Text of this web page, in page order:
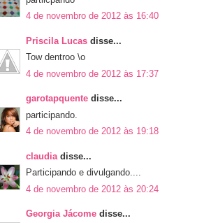
4 de novembro de 2012 às 16:40
Priscila Lucas disse...
Tow dentroo \o
4 de novembro de 2012 às 17:37
garotapquente disse...
participando.
4 de novembro de 2012 às 19:18
claudiadisse...
Participando e divulgando....
4 de novembro de 2012 às 20:24
Georgia Jácome disse...